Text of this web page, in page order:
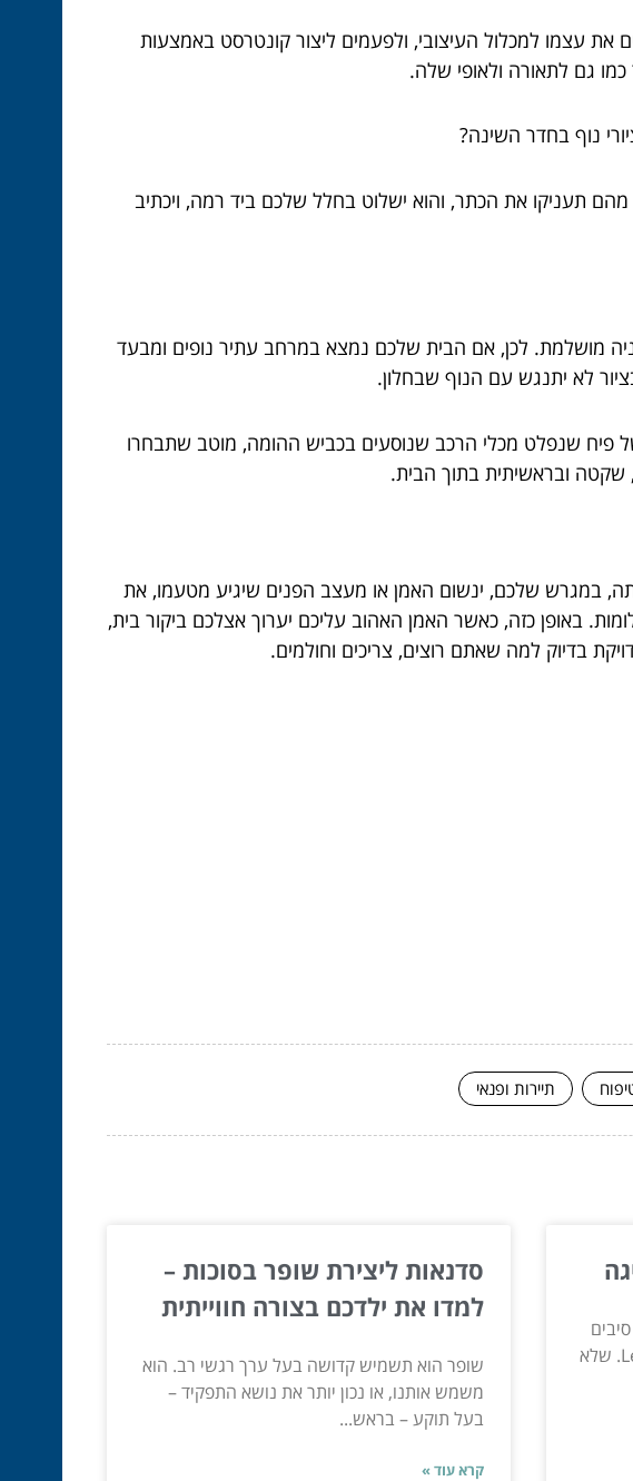
את עצמו למכלול העיצובי, ולפעמים ליצור קונטרסט באמצעות
גם לתאורה ולאופי שלה.
נוף בחדר השינה?
מהם תעניקו את הכתר, והוא ישלוט בחלל שלכם ביד רמה, ויכתיב
מושלמת. לכן, אם הבית שלכם נמצא במרחב עתיר נופים ומבעד
לא יתנגש עם הנוף שבחלון.
פיח שנפלט מכלי הרכב שנוסעים בכביש ההומה, מוטב שתבחרו
שקטה ובראשיתית בתוך הבית.
במגרש שלכם, ינשום האמן או מעצב הפנים שיגיע מטעמו, את
באופן כזה, כאשר האמן האהוב עליכם יערוך אצלכם ביקור בית,
בדיוק למה שאתם רוצים, צריכים וחולמים.
תיירות ופנאי
לבדים מורכבים ויפים ראו באתר Leensknit. שלא
סדנאות ליצירת שופר בסוכות –
למדו את ילדכם בצורה חווייתית
שופר הוא תשמיש קדושה בעל ערך רגשי רב. הוא
משמש אותנו, או נכון יותר את נושא התפקיד –
בעל תוקע – בראש...
קרא עוד »